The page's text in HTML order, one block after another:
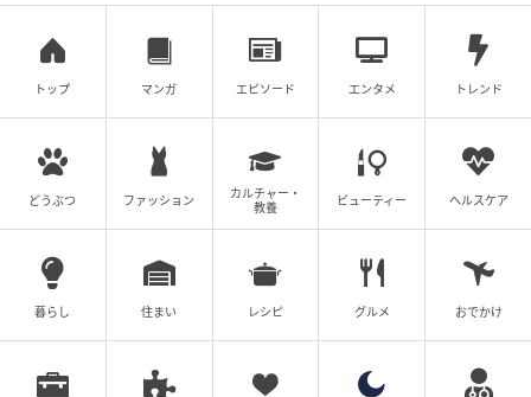
トップ マンガ エピソード エンタメ トレンド
どうぶつ ファッション
カルチャー・
教養
ビューティー ヘルスケア
暮らし 住まい レシピ グルメ おでかけ